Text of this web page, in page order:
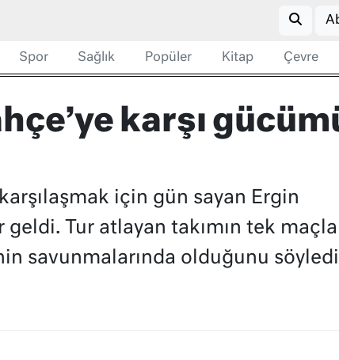
Spor Sağlık Popüler Kitap Çevre
karşı
için gün sayan Ergin
Tur atlayan takımın tek maçla
savunmalarında olduğunu